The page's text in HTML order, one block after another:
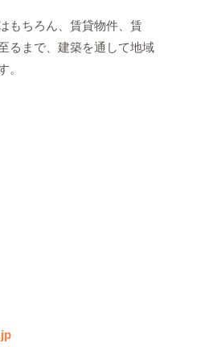
もちろん、賃貸物件、賃
るまで、建築を通して地域
。